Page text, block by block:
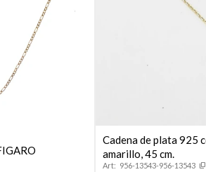
Cadena de plata 925
amarillo, 45 cm.
956-13543-956-13543